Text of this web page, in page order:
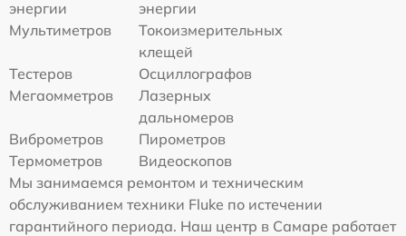
энергии
энергии
Мультиметров
Токоизмерительных
клещей
Тестеров
Осциллографов
Мегаомметров
Лазерных
дальномеров
Виброметров
Пирометров
Термометров
Видеоскопов
Мы занимаемся ремонтом и техническим
обслуживанием техники Fluke по истечении
гарантийного периода. Наш центр в Самаре работает